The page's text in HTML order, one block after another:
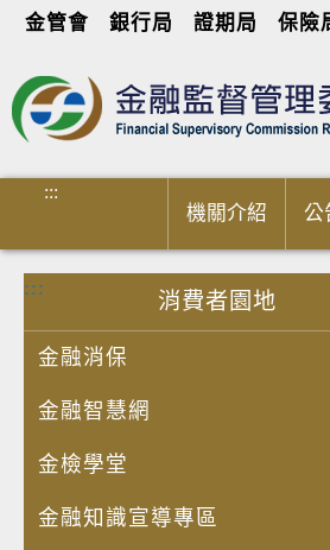
金管會 銀行局 證期局 保險
:::
機關介紹 公
:::
消費者園地
金融消保
金融智慧網
金檢學堂
金融知識宣導專區